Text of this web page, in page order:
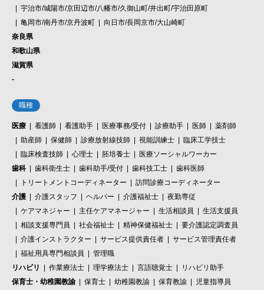
宇治市/城陽市/京田辺市/八幡市/久御山町/井出町/宇治田原町
亀岡市/南丹市/京丹波町
向日市/長岡京市/大山崎町
奈良県
和歌山県
滋賀県
-
職種
医療 看護師 看護助手 医療事務/受付 診療助手 医師
薬剤師
助産師
保健師 診療放射線技師 視能訓練士
臨床工学技士
臨床検査技師
心理士 胚培養士
医療ソーシャルワーカー
歯科
歯科衛生士 歯科助手/受付 歯科技工士
歯科医師
トリートメントコーディネーター
訪問診療コーディネーター
介護
介護スタッフ ヘルパー 介護福祉士
夜勤専従
ケアマネジャー
主任ケアマネージャー 生活相談員
生活支援員
相談支援専門員
社会福祉士 精神保健福祉士
要介護認定調査員
介護インストラクター
サービス提供責任者
サービス管理責任者
福祉用具専門相談員
管理職
リハビリ
作業療法士 理学療法士 言語聴覚士
リハビリ助手
保育士・幼稚園教諭
保育士 幼稚園教諭 保育教諭
児童指導員